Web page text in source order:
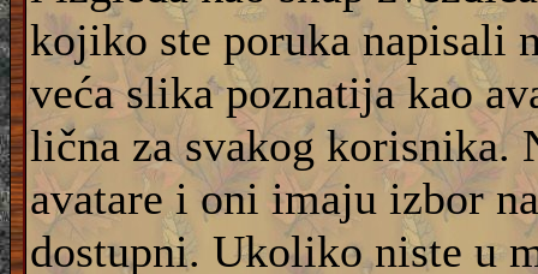
kojiko ste poruka napisali
veća slika poznatija kao
lična za svakog korisnika.
avatare i oni imaju izbor
dostupni. Ukoliko niste u